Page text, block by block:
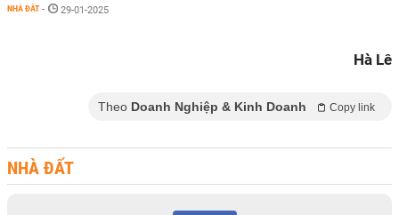
NHÀ ĐẤT - 29-01-2025
Hà Lê
Theo Doanh Nghiệp & Kinh Doanh Copy link
NHÀ ĐẤT